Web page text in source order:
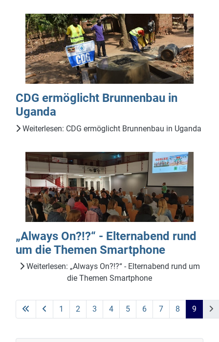
CDG ermöglicht Brunnenbau in
Uganda
Weiterlesen: CDG ermöglicht Brunnenbau in Uganda
„Always On?!?“ - Elternabend rund
um die Themen Smartphone
Weiterlesen: „Always On?!?“ - Elternabend rund um
die Themen Smartphone
Seite 9 von 9
1 2 3 4 5 6 7 8 9